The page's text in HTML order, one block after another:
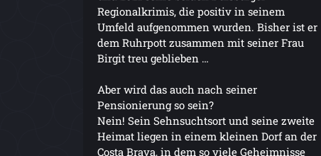
Regionalkrimis, die positiv in seinem
Umfeld aufgenommen wurden. Bisher ist er
dem Ruhrpott zusammen mit seiner Frau
Birgit treu geblieben …
Aber wird das auch nach seiner
Pensionierung so sein?
Nein! Sein Sehnsuchtsort und seine zweite
Heimat liegen in einem kleinen Dorf an der
Costa Brava, in dem so viele Geheimnisse